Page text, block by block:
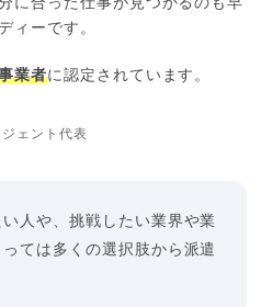
ィーです。
業者に認定されています。
ェント代表
人や、挑戦したい業界や業
ては多くの選択肢から派遣